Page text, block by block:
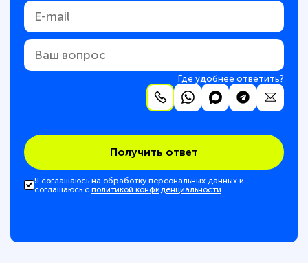
Где удобнее ответить?
Получить ответ
Я соглашаюсь на обработку персональных данных и
соглашаюсь с политикой конфиденциальности